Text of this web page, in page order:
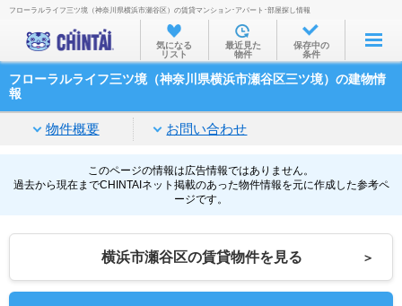
お部屋を探す
沿線・駅から
家賃相場から
物件特集から
TOP
フローラルライフ三ツ境（神奈川県横浜市瀬谷区）の賃貸マンション･アパート･部屋探し情報
気になる
リスト
最近見た
物件
保存中の
条件
フローラルライフ三ツ境（神奈川県横浜市瀬谷区三ツ境）の建物情
報
物件概要 お問い合わせ
このページの情報は広告情報ではありません。
過去から現在までCHINTAIネット掲載のあった物件情報を元に作成した参考ペ
ージです。
横浜市瀬谷区の賃貸物件を見る ＞